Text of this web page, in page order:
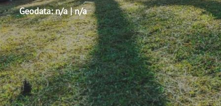
Geodata: n/a | n/a